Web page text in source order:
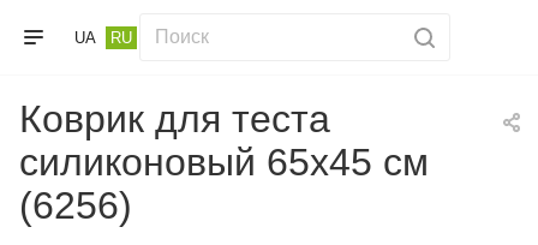
UA RU
Коврик для теста
силиконовый 65х45 см
(6256)